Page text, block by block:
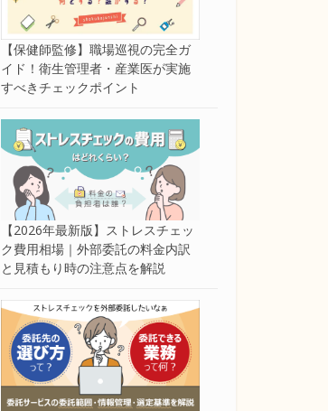
【保健師監修】職場巡視の完全ガ
イド！衛生管理者・産業医が実施
すべきチェックポイント
【2026年最新版】ストレスチェッ
ク費用相場｜外部委託の料金内訳
と見積もり時の注意点を解説